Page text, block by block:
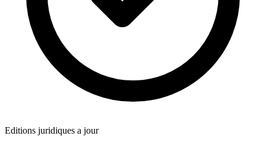
Editions juridiques a jour